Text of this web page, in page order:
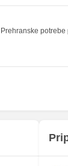
72.5 mg
167.25
0.5 mg